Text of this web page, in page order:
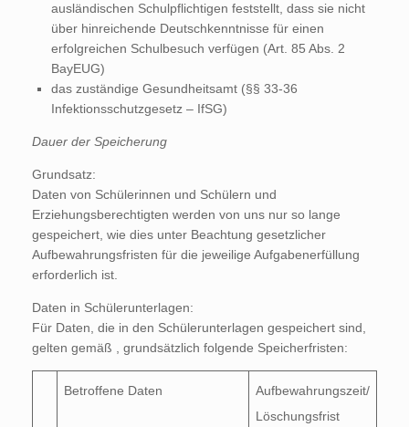
ausländischen Schulpflichtigen feststellt, dass sie nicht
über hinreichende Deutschkenntnisse für einen
erfolgreichen Schulbesuch verfügen (Art. 85 Abs. 2
BayEUG)
das zuständige Gesundheitsamt (§§ 33-36
Infektionsschutzgesetz – IfSG)
Dauer der Speicherung
Grundsatz:
Daten von Schülerinnen und Schülern und
Erziehungsberechtigten werden von uns nur so lange
gespeichert, wie dies unter Beachtung gesetzlicher
Aufbewahrungsfristen für die jeweilige Aufgabenerfüllung
erforderlich ist.
Daten in Schülerunterlagen:
Für Daten, die in den Schülerunterlagen gespeichert sind,
gelten gemäß , grundsätzlich folgende Speicherfristen:
Betroffene Daten
Aufbewahrungszeit/
Löschungsfrist